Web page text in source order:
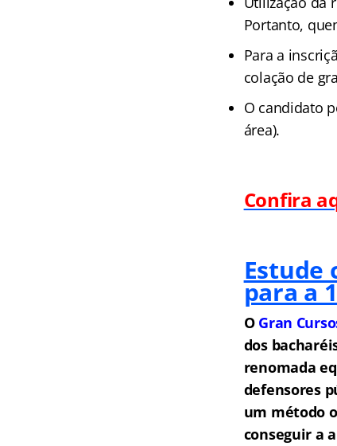
Portanto,
Para a
colação de
O candidato
área).
Confira
Estude
para a
O Gran
dos
renomada
defensores
um método
conseguir a